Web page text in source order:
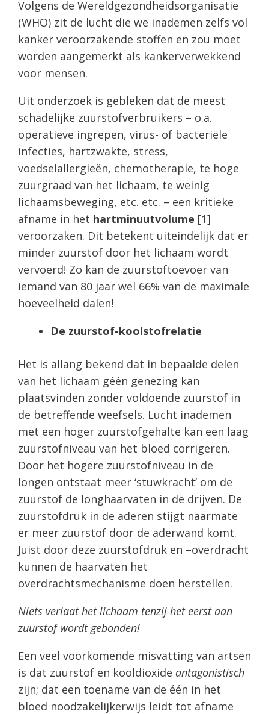
Volgens de Wereldgezondheidsorganisatie
(WHO) zit de lucht die we inademen zelfs vol
kanker veroorzakende stoffen en zou moet
worden aangemerkt als kankerverwekkend
voor mensen.
Uit onderzoek is gebleken dat de meest
schadelijke zuurstofverbruikers – o.a.
operatieve ingrepen, virus- of bacteriële
infecties, hartzwakte, stress,
voedselallergieën, chemotherapie, te hoge
zuurgraad van het lichaam, te weinig
lichaamsbeweging, etc. etc. – een kritieke
afname in het hartminuutvolume [1]
veroorzaken. Dit betekent uiteindelijk dat er
minder zuurstof door het lichaam wordt
vervoerd! Zo kan de zuurstoftoevoer van
iemand van 80 jaar wel 66% van de maximale
hoeveelheid dalen!
De zuurstof-koolstofrelatie
Het is allang bekend dat in bepaalde delen
van het lichaam géén genezing kan
plaatsvinden zonder voldoende zuurstof in
de betreffende weefsels. Lucht inademen
met een hoger zuurstofgehalte kan een laag
zuurstofniveau van het bloed corrigeren.
Door het hogere zuurstofniveau in de
longen ontstaat meer ‘stuwkracht’ om de
zuurstof de longhaarvaten in de drijven. De
zuurstofdruk in de aderen stijgt naarmate
er meer zuurstof door de aderwand komt.
Juist door deze zuurstofdruk en –overdracht
kunnen de haarvaten het
overdrachtsmechanisme doen herstellen.
Niets verlaat het lichaam tenzij het eerst aan
zuurstof wordt gebonden!
Een veel voorkomende misvatting van artsen
is dat zuurstof en kooldioxide antagonistisch
zijn; dat een toename van de één in het
bloed noodzakelijkerwijs leidt tot afname